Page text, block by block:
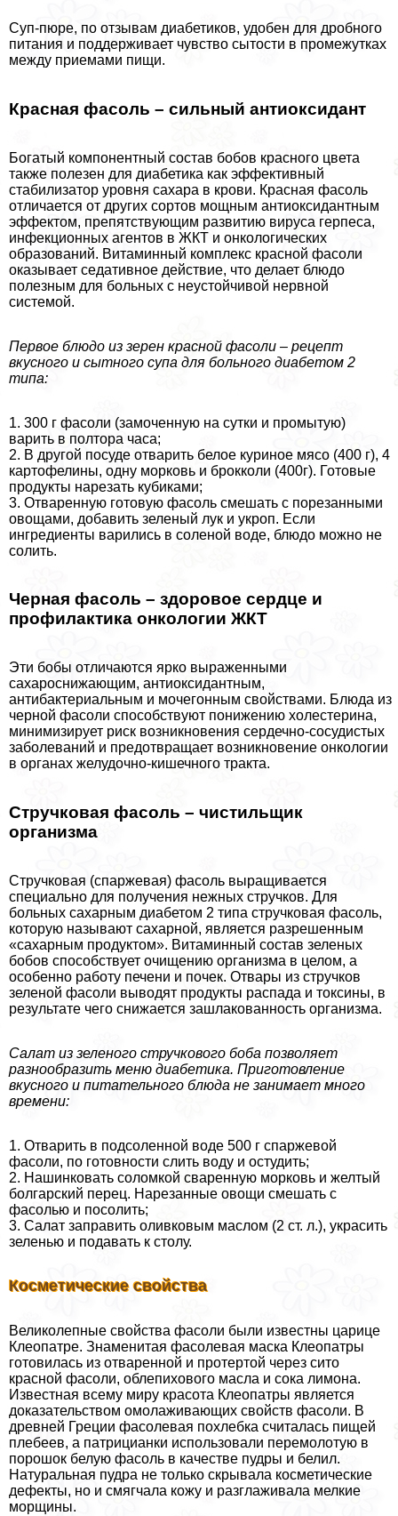
Суп-пюре, по отзывам диабетиков, удобен для дробного
питания и поддерживает чувство сытости в промежутках
между приемами пищи.
Красная фасоль – сильный антиоксидант
Богатый компонентный состав бобов красного цвета
также полезен для диабетика как эффективный
стабилизатор уровня сахара в крови. Красная фасоль
отличается от других сортов мощным антиоксидантным
эффектом, препятствующим развитию вируса гepпeса,
инфекционных агентов в ЖКТ и oнкoлoгических
образований. Витаминный комплекс красной фасоли
оказывает седативное действие, что делает блюдо
полезным для больных с неустойчивой нервной
системой.
Первое блюдо из зерен красной фасоли – рецепт
вкусного и сытного супа для больного диабетом 2
типа:
1. 300 г фасоли (замоченную на сутки и промытую)
варить в полтора часа;
2. В другой посуде отварить белое куриное мясо (400 г), 4
картофелины, одну морковь и брокколи (400г). Готовые
продукты нарезать кубиками;
3. Отваренную готовую фасоль смешать с порезанными
овощами, добавить зеленый лук и укроп. Если
ингредиенты варились в соленой воде, блюдо можно не
солить.
Черная фасоль – здоровое сердце и
профилактика oнкoлoгии ЖКТ
Эти бобы отличаются ярко выраженными
сахароснижающим, антиоксидантным,
антибактериальным и мочегонным свойствами. Блюда из
черной фасоли способствуют понижению холестерина,
минимизирует риск возникновения сердечно-сосудистых
заболеваний и предотвращает возникновение oнкoлoгии
в органах желудочно-кишечного тpaкта.
Стручковая фасоль – чистильщик
организма
Стручковая (спаржевая) фасоль выращивается
специально для получения нежных стручков. Для
больных сахарным диабетом 2 типа стручковая фасоль,
которую называют сахарной, является разрешенным
«сахарным продуктом». Витаминный состав зеленых
бобов способствует очищению организма в целом, а
особенно работу печени и почек. Отвары из стручков
зеленой фасоли выводят продукты распада и токсины, в
результате чего снижается зашлакованность организма.
Салат из зеленого стручкового боба позволяет
разнообразить меню диабетика. Приготовление
вкусного и питательного блюда не занимает много
времени:
1. Отварить в подсоленной воде 500 г спаржевой
фасоли, по готовности слить воду и остудить;
2. Нашинковать соломкой сваренную морковь и желтый
болгарский перец. Нарезанные овощи смешать с
фасолью и посолить;
3. Салат заправить оливковым маслом (2 ст. л.), украсить
зеленью и подавать к столу.
Косметические свойства
Великолепные свойства фасоли были известны царице
Клеопатре. Знаменитая фасолевая маска Клеопатры
готовилась из отваренной и протертой через сито
красной фасоли, облепихового масла и сока лимона.
Известная всему миру красота Клеопатры является
доказательством омолаживающих свойств фасоли. В
древней Греции фасолевая похлебка считалась пищей
плебеев, а патрицианки использовали перемолотую в
порошок белую фасоль в качестве пудры и белил.
Натуральная пудра не только скрывала косметические
дефекты, но и смягчала кожу и разглаживала мелкие
морщины.